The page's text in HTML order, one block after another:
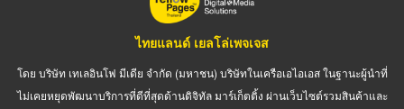
ไทยแลนด์ เยลโล่เพจเจส
โดย บริษัท เทเลอินโฟ มีเดีย จำกัด (มหาชน) บริษัทในเครือเอไอเอส ในฐานะผู้นำที่
ไม่เคยหยุดพัฒนาบริการที่ดีที่สุดด้านดิจิทัล มาร์เก็ตติ้ง ผ่านเว็บไซต์รวมสินค้าและ